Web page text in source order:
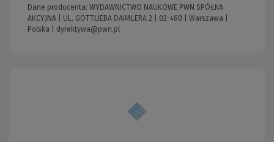
Dane producenta: WYDAWNICTWO NAUKOWE PWN SPÓŁKA
AKCYJNA | UL. GOTTLIEBA DAIMLERA 2 | 02-460 | Warszawa |
Polska | dyrektywa@pwn.pl